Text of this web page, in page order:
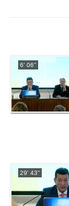
6' 06''
29' 43''